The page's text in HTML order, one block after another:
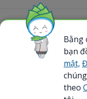
Sơ đồ website
@ 2023 Bamboo
Reserved.
Business
Bằng
bạn
mật,
theo